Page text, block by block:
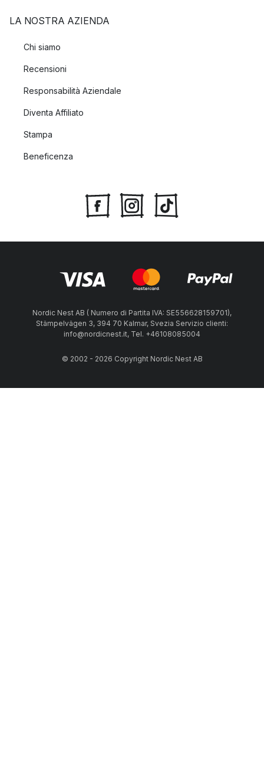
LA NOSTRA AZIENDA
Chi siamo
Recensioni
Responsabilità Aziendale
Diventa Affiliato
Stampa
Beneficenza
Nordic Nest AB ( Numero di Partita IVA: SE556628159701),
Stämpelvägen 3, 394 70 Kalmar, Svezia Servizio clienti:
info@nordicnest.it, Tel. +46108085004
© 2002 - 2026 Copyright Nordic Nest AB